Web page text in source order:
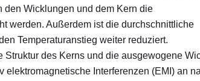
den Wicklungen und dem Kern die
werden. Außerdem ist die durchschnittliche
Temperaturanstieg weiter reduziert.
Struktur des Kerns und die ausgewogene
Interferenzen (EMI) an